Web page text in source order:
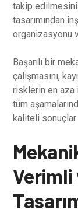
takip
tasarımından
organizasyonu
Başarılı bir
çalışmasını,
risklerin en aza
tüm
kaliteli
Verimli